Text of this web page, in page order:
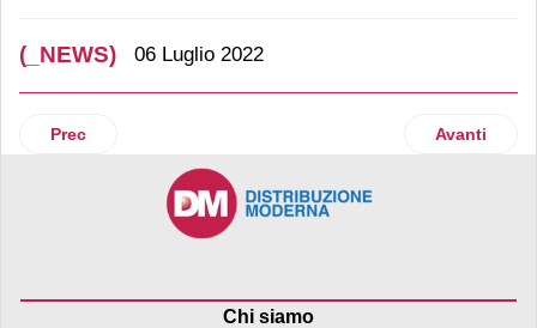
(_NEWS) 06 Luglio 2022
Articolo precedente: Esselunga presenta il bilancio di
Prec Articolo
Avanti
Chi siamo